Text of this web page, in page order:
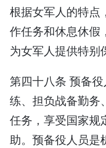
根据女军人的特点
作任务和休息休假
为女军人提供特别
第四十八条 预备
练、担负战备勤务
任务，享受国家规
助。预备役人员是